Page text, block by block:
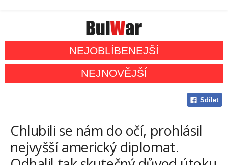
NEJOBLÍBENEJŠÍ
NEJNOVĚJŠÍ
Sdílet
Chlubili se nám do očí, prohlásil
nejvyšší americký diplomat.